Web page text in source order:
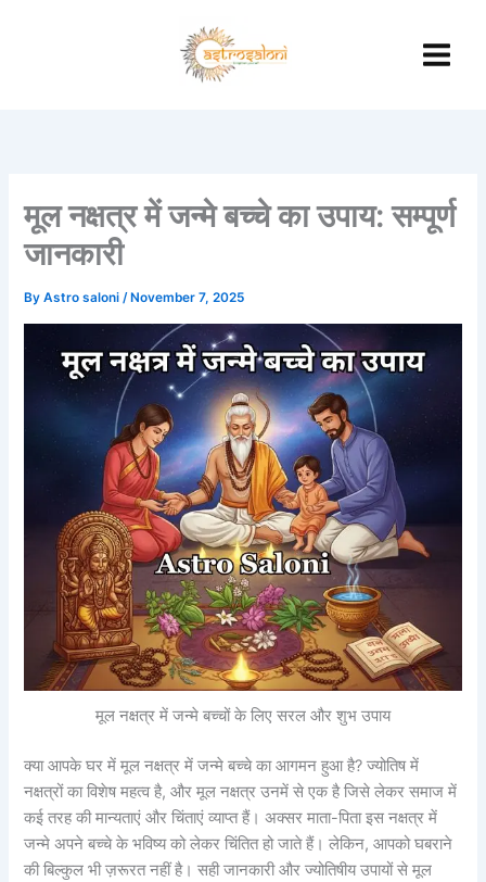
मूल नक्षत्र में जन्मे बच्चे का उपाय: सम्पूर्ण
जानकारी
ByAstro saloni/ November 7, 2025
मूल नक्षत्र में जन्मे बच्चों के लिए सरल और शुभ उपाय
क्या आपके घर में मूल नक्षत्र में जन्मे बच्चे का आगमन हुआ है? ज्योतिष में
नक्षत्रों का विशेष महत्व है, और मूल नक्षत्र उनमें से एक है जिसे लेकर समाज में
कई तरह की मान्यताएं और चिंताएं व्याप्त हैं। अक्सर माता-पिता इस नक्षत्र में
जन्मे अपने बच्चे के भविष्य को लेकर चिंतित हो जाते हैं। लेकिन, आपको घबराने
की बिल्कुल भी ज़रूरत नहीं है। सही जानकारी और ज्योतिषीय उपायों से मूल